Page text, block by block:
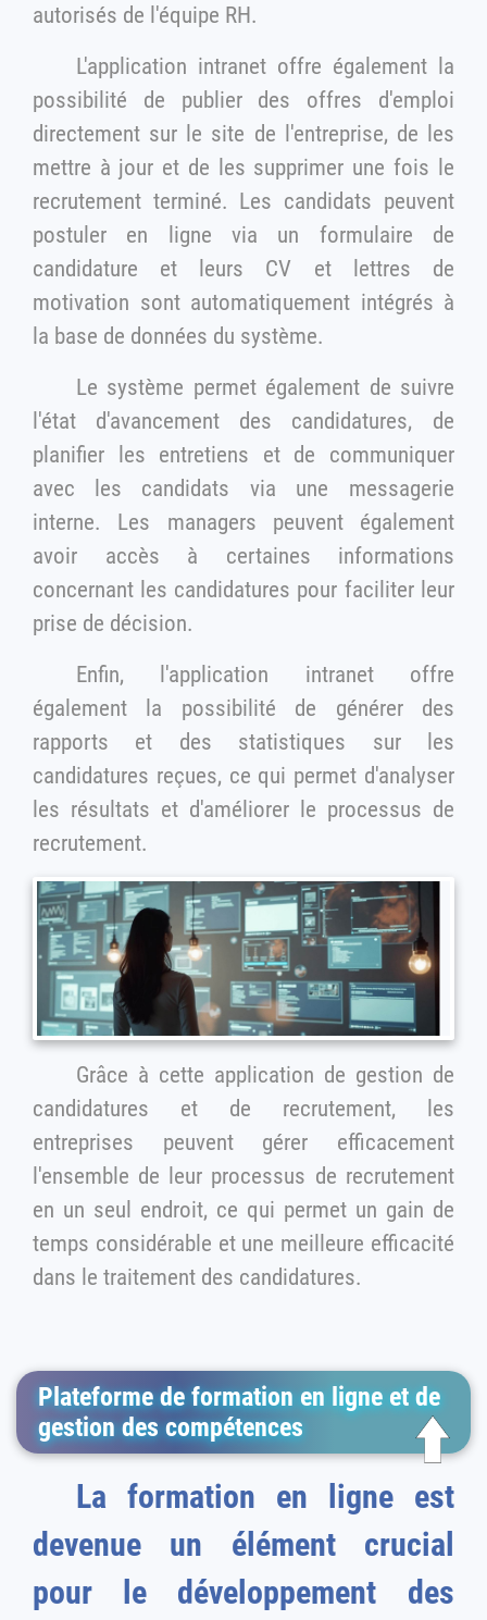
autorisés de l'équipe RH.
L'application intranet offre également la
possibilité de publier des offres d'emploi
directement sur le site de l'entreprise, de les
mettre à jour et de les supprimer une fois le
recrutement terminé. Les candidats peuvent
postuler en ligne via un formulaire de
candidature et leurs CV et lettres de
motivation sont automatiquement intégrés à
la base de données du système.
Le système permet également de suivre
l'état d'avancement des candidatures, de
planifier les entretiens et de communiquer
avec les candidats via une messagerie
interne. Les managers peuvent également
avoir accès à certaines informations
concernant les candidatures pour faciliter leur
prise de décision.
Enfin, l'application intranet offre
également la possibilité de générer des
rapports et des statistiques sur les
candidatures reçues, ce qui permet d'analyser
les résultats et d'améliorer le processus de
recrutement.
Grâce à cette application de gestion de
candidatures et de recrutement, les
entreprises peuvent gérer efficacement
l'ensemble de leur processus de recrutement
en un seul endroit, ce qui permet un gain de
temps considérable et une meilleure efficacité
dans le traitement des candidatures.
Plateforme de formation en ligne et de
gestion des compétences
La formation en ligne est
devenue un élément crucial
pour le développement des